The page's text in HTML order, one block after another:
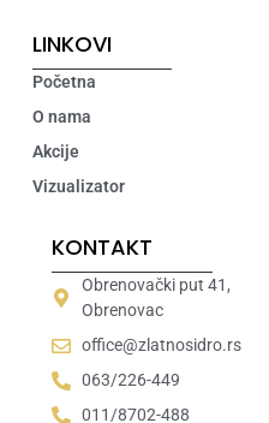
LINKOVI
Početna
O nama
Akcije
Vizualizator
KONTAKT
Obrenovački put 41,
Obrenovac
office@zlatnosidro.rs
063/226-449
011/8702-488